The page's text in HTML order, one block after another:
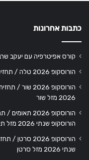
כתבות אחרונות
קורס אפיטרפיה עם יעקב
הורוסקופ 2026 טלה / תחזית אסטרולוגיה שנתית מזל טלה
הורוסקופ
2026 מזל שור
הורוסקופ
הורוסקופ שנתי 2026 מזל תאומים
הורוסקופ
שנתי 2026 מזל סרטן